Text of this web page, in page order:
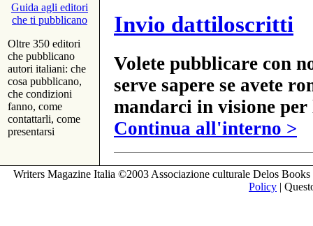
Guida agli editori
che ti pubblicano
Oltre 350 editori
che pubblicano
autori italiani: che
cosa pubblicano,
che condizioni
fanno, come
contattarli, come
presentarsi
Invio dattiloscritti
Volete pubblicare con
serve sapere se avete
mandarci in visione
Continua all'interno >
Writers Magazine Italia ©2003 Associazione culturale Delos
Policy |